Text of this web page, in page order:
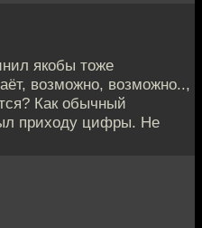
якобы тоже
возможно, возможно..,
Как обычный
приходу цифры. Не